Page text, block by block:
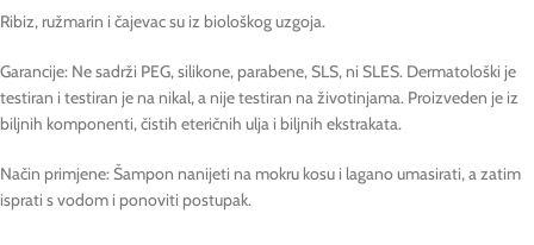
Ribiz, ružmarin i čajevac su iz biološkog uzgoja.
Garancije: Ne sadrži PEG, silikone, parabene, SLS, ni SLES. Dermatološki je
testiran i testiran je na nikal, a nije testiran na životinjama. Proizveden je iz
biljnih komponenti, čistih eteričnih ulja i biljnih ekstrakata.
Način primjene: Šampon nanijeti na mokru kosu i lagano umasirati, a zatim
isprati s vodom i ponoviti postupak.